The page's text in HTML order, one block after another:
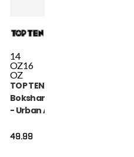
14
OZ16
OZ
TOP TEN
Bokshandschoen
- Urban Arts -
49.99